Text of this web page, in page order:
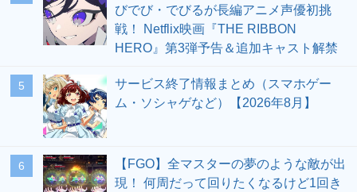
びでび・でびるが長編アニメ声優初挑
戦！ Netflix映画『THE RIBBON
HERO』第3弾予告＆追加キャスト解禁
5
サービス終了情報まとめ（スマホゲー
ム・ソシャゲなど）【2026年8月】
6
【FGO】全マスターの夢のような敵が出
現！ 何周だって回りたくなるけど1回き